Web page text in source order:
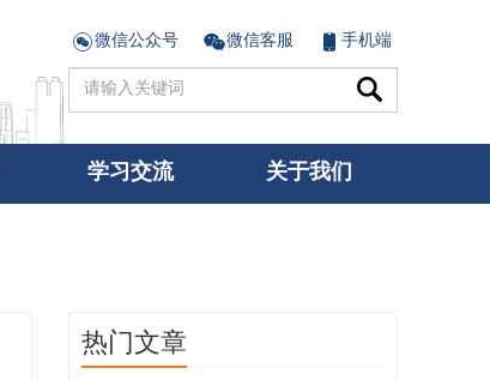
微信公众号 微信客服 手机端
学习交流 关于我们
热门文章